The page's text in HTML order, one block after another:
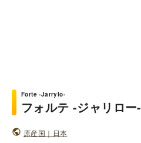
Forte -Jarrylo-
フォルテ -ジャリロー-
原産国｜日本